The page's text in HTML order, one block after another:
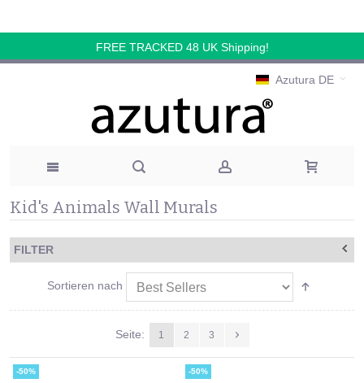
FREE TRACKED 48 UK Shipping!
Azutura DE
Kid's Animals Wall Murals
FILTER
Sortieren nach
Seite: 1 2 3
-50% -50%